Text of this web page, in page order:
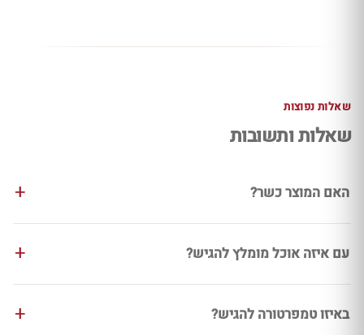
שאלות נפוצות
שאלות ותשובות
האם המוצר כשר?
עם איזה אוכל מומלץ להגיש?
באיזו טמפרטורה להגיש?